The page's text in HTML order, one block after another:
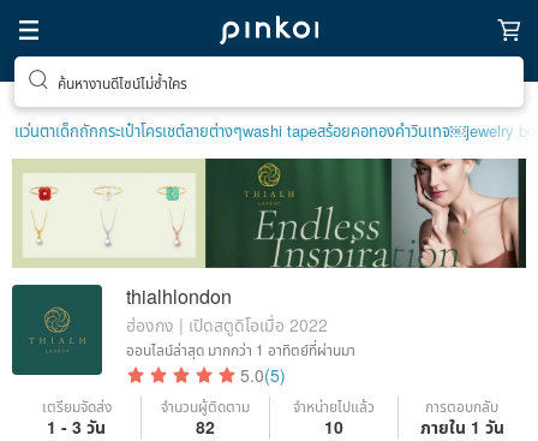
ค้นหางานดีไซน์ไม่ซ้ำใคร
แว่นตาเด็กถักกระเป๋าโครเชต์ลายต่างๆwashi tapeสร้อยคอทองคำวินเทจ￼jewelry
thialhlondon
ฮ่องกง | เปิดสตูดิโอเมื่อ 2022
ออนไลน์ล่าสุด มากกว่า 1 อาทิตย์ที่ผ่านมา
5.0(5)
เตรียมจัดส่ง
1 - 3 วัน
จำนวนผู้ติดตาม
82
จำหน่ายไปแล้ว
10
การตอบกลับ
ภายใน 1 วัน